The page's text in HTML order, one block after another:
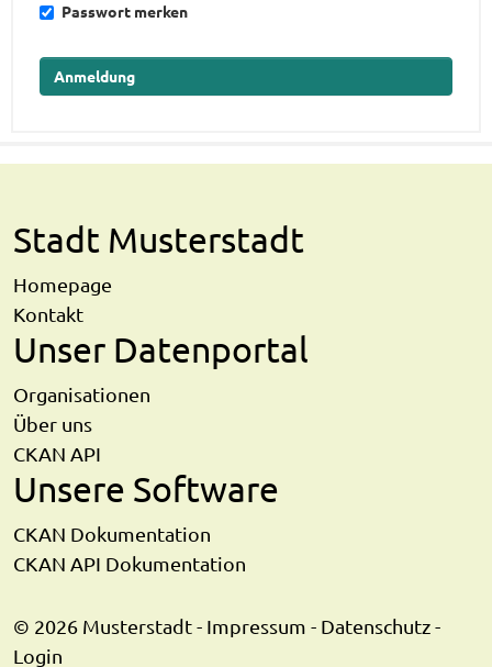
Passwort merken
Anmeldung
Stadt Musterstadt
Homepage
Kontakt
Unser Datenportal
Organisationen
Über uns
CKAN API
Unsere Software
CKAN Dokumentation
CKAN API Dokumentation
© 2026 Musterstadt - Impressum - Datenschutz-
Login